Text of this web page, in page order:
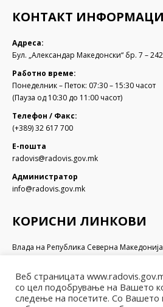
КОНТАКТ
Адреса:
Бул. „Александар Македонски“ бр. 7 –
Работно време:
Понеделник – Петок: 07:30 – 15:30 часот
(Пауза од 10:30 до 11:00 часот)
Телефон / Факс:
(+389) 32 617 700
Е-пошта
radovis@radovis.gov.mk
Администратор
info@radovis.gov.mk
КОРИСНИ ЛИНКОВИ
Влада на Република Северна Македонија
Министерство за финансии
Министерство за транспорт и врски
Министерство за локална самоуправа
Веб страницата
со цел подобрување на Вашето
следење на посетите. Со Вашето